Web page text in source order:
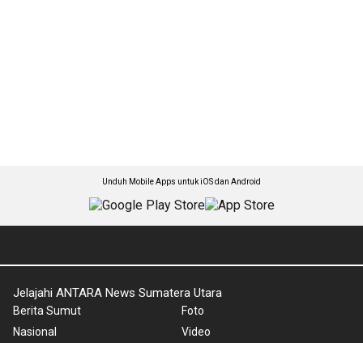
Unduh Mobile Apps untuk iOS dan Android
Jelajahi ANTARA News Sumatera Utara
Berita Sumut
Nasional
Foto
Video